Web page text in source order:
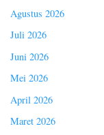
Agustus 2026
Juli 2026
Juni 2026
Mei 2026
April 2026
Maret 2026